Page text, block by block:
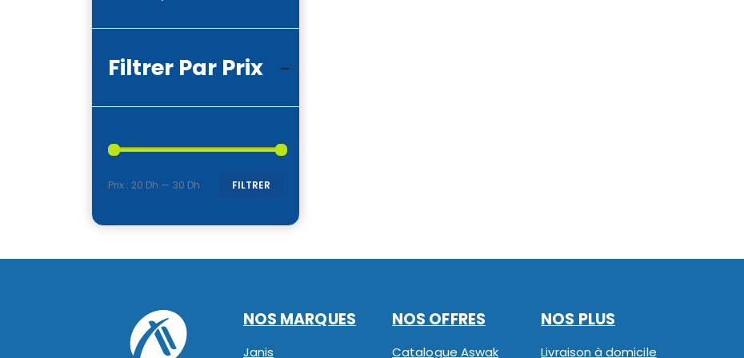
Filtrer Par Prix
FILTRER
Prix : 20 Dh — 30 Dh
NOS MARQUES
Janis
NOS OFFRES
Catalogue Aswak
NOS PLUS
Livraison à domicile